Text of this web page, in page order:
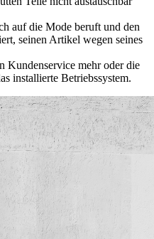
auf die Mode beruft und den
seinen Artikel wegen seines
Kundenservice mehr oder die
installierte Betriebssystem.